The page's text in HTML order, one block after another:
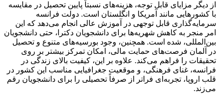
از دیگر مزایای قابل توجه، هزینه‌های نسبتاً پایین تحصیل در مقایسه
با کشورهایی مانند آمریکا و انگلستان است. دولت فرانسه
سرمایه‌گذاری قابل توجهی در آموزش عالی انجام می‌دهد که این
امر منجر به کاهش شهریه‌ها برای دانشجویان دکترا، حتی دانشجویان
بین‌المللی، شده است. همچنین، وجود بورسیه‌های متنوع و تحصیل
در آلمان فرصت‌های حمایت مالی، امکان تمرکز بیشتر بر روی
تحقیقات را فراهم می‌کند. علاوه بر این، کیفیت بالای زندگی در
فرانسه، غنای فرهنگی، و موقعیت جغرافیایی مناسب این کشور در
قلب اروپا، تجربه‌ای فراتر از صرفاً تحصیلی را برای دانشجویان رقم
می‌زند.